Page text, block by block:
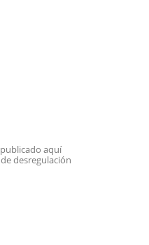
aquí
desregulación